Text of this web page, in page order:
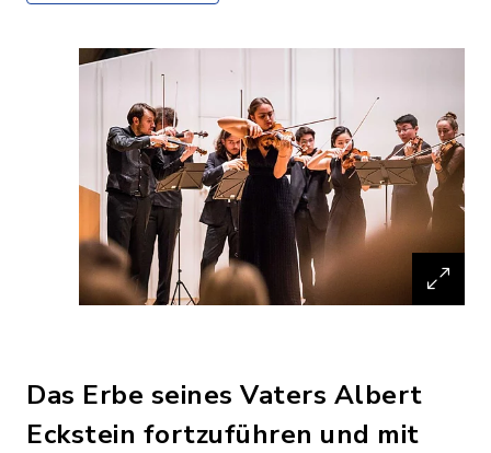
Das Erbe seines Vaters Albert
Eckstein fortzuführen und mit